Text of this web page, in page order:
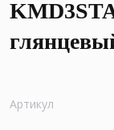
Артикул